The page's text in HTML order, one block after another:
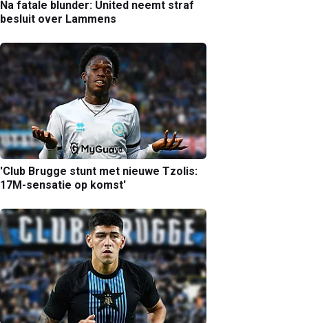
Na fatale blunder: United neemt straf
besluit over Lammens
'Club Brugge stunt met nieuwe Tzolis:
17M-sensatie op komst'